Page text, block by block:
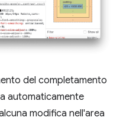
del completamento
automaticamente
modifica nell'area